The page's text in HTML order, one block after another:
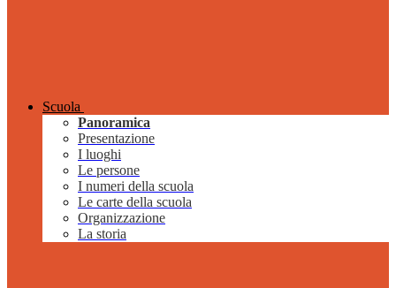
Scuola
Panoramica
Presentazione
I luoghi
Le persone
I numeri della scuola
Le carte della scuola
Organizzazione
La storia